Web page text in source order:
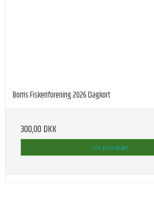
Borris Fiskeriforening 2026 Dagkort
300,00 DKK
Vis produkt